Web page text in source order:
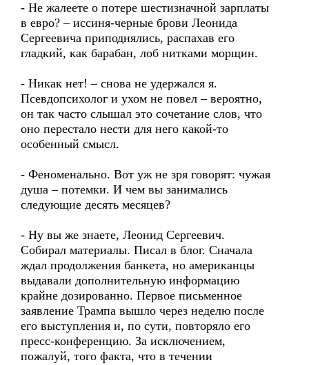
- Не жалеете о потере шестизначной зарплаты
в евро? – иссиня-черные брови Леонида
Сергеевича приподнялись, распахав его
гладкий, как барабан, лоб нитками морщин.
- Никак нет! – снова не удержался я.
Псевдопсихолог и ухом не повел – вероятно,
он так часто слышал это сочетание слов, что
оно перестало нести для него какой-то
особенный смысл.
- Феноменально. Вот уж не зря говорят: чужая
душа – потемки. И чем вы занимались
следующие десять месяцев?
- Ну вы же знаете, Леонид Сергеевич.
Собирал материалы. Писал в блог. Сначала
ждал продолжения банкета, но американцы
выдавали дополнительную информацию
крайне дозированно. Первое письменное
заявление Трампа вышло через неделю после
его выступления и, по сути, повторяло его
пресс-конференцию. За исключением,
пожалуй, того факта, что в течении